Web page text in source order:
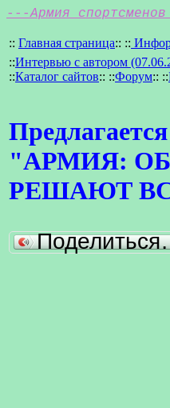
---Армия
:: Главная страница:: ::
::Интервью с автором
::Каталог сайтов:: ::Форум:: ::
"АРМИЯ:
РЕШАЮТ